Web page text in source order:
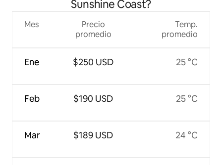
Sunshine Coast?
Mes
Ene
Feb
Mar
Precio
promedio
$250 USD
$190 USD
$189 USD
Temp.
promedio
25 °C
25 °C
24 °C